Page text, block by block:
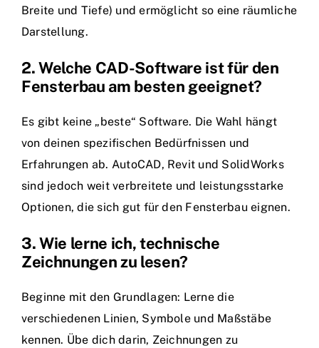
Breite und Tiefe) und ermöglicht so eine räumliche
Darstellung.
2. Welche CAD-Software ist für den
Fensterbau am besten geeignet?
Es gibt keine „beste“ Software. Die Wahl hängt
von deinen spezifischen Bedürfnissen und
Erfahrungen ab. AutoCAD, Revit und SolidWorks
sind jedoch weit verbreitete und leistungsstarke
Optionen, die sich gut für den Fensterbau eignen.
3. Wie lerne ich, technische
Zeichnungen zu lesen?
Beginne mit den Grundlagen: Lerne die
verschiedenen Linien, Symbole und Maßstäbe
kennen. Übe dich darin, Zeichnungen zu